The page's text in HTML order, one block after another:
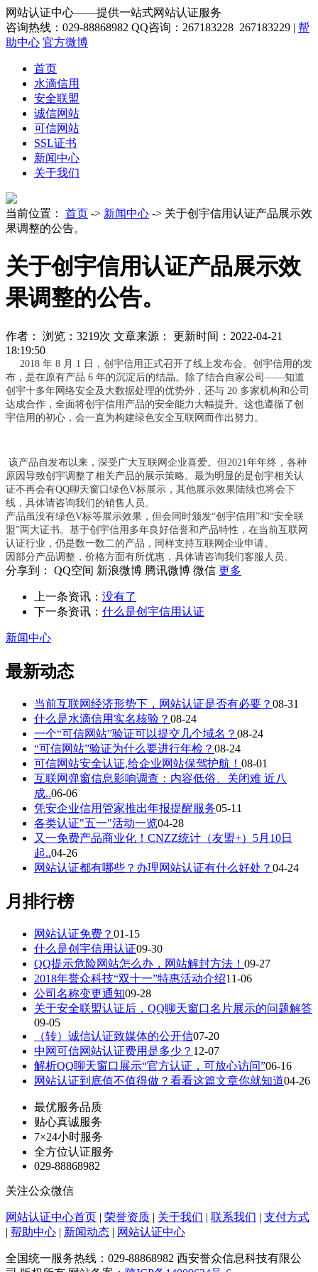
网站认证中心——提供一站式网站认证服务
咨询热线：029-88868982 QQ咨询：267183228 267183229 | 帮
助中心 官方微博
首页
水滴信用
安全联盟
诚信网站
可信网站
SSL证书
新闻中心
关于我们
当前位置： 首页 -> 新闻中心 -> 关于创宇信用认证产品展示效
果调整的公告。
关于创宇信用认证产品展示效
果调整的公告。
作者： 浏览：3219次 文章来源：
更新时间：2022-04-21
18:19:50
2018 年 8 月 1 日， 创宇信用 正式召开了线上发布会。创宇信用的发
布，是在原有产品 6 年的沉淀后的结晶。除了结合自家公司——知道
创宇十多年网络安全及大数据处理的优势外，还与 20 多家机构和公司
达成合作，全面将创宇信用产品的安全能力大幅提升。这也遵循了创
宇信用的初心，会一直为构建绿色安全互联网 而作出努力。
该产品自发布以来，深受广大互联网企业喜爱。但2021年年终，各种
原因导致创宇调整了相关产品的展示策略。最为明显的是创宇相关认
证不再会有QQ聊天窗口绿色V标展示，其他展示效果陆续也将会下
线，具体请咨询我们的销售人员。
产品虽没有绿色V标等展示效果，但会同时颁发“创宇信用”和“安全联
盟”两大证书。基于创宇信用多年良好信誉和产品特性，在当前互联网
认证行业，仍是数一数二的产品，同样支持互联网企业申请。
因部分产品调整，价格方面有所优惠，具体请咨询我们客服人员。
分享到： QQ空间 新浪微博 腾讯微博 微信 更多
上一条资讯： 没有了
下一条资讯： 什么是创宇信用认证
新闻中心
最新动态
当前互联网经济形势下，网站认证是否有必要？ 08-31
什么是水滴信用实名核验？ 08-24
一个“可信网站”验证可以提交几个域名？ 08-24
“可信网站”验证为什么要进行年检？ 08-24
可信网站安全认证,给企业网站保驾护航！ 08-01
互联网弹窗信息影响调查：内容低俗、关闭难 近八
成..06-06
凭安企业信用管家推出年报提醒服务05-11
各类认证"五一"活动一览04-28
又一免费产品商业化！CNZZ统计（友盟+）5月10日
起..04-26
网站认证都有哪些？办理网站认证有什么好处？ 04-24
月排行榜
网站认证免费？ 01-15
什么是创宇信用认证09-30
QQ提示危险网站怎么办，网站解封方法！ 09-27
2018年誉众科技“双十一”特惠活动介绍11-06
公司名称变更通知09-28
关于安全联盟认证后，QQ聊天窗口名片展示的问题解答
09-05
（转）诚信认证致媒体的公开信07-20
中网可信网站认证费用是多少？ 12-07
解析QQ聊天窗口展示“官方认证，可放心访问”06-16
网站认证到底值不值得做？看看这篇文章你就知道04-26
最优服务品质
贴心真诚服务
7×24小时服务
全方位认证服务
029-88868982
关注公众微信
网站认证中心首页 | 荣誉资质 | 关于我们 | 联系我们 | 支付方式
| 帮助中心 | 新闻动态 | 网站认证中心
全国统一服务热线：029-88868982 西安誉众信息科技有限公